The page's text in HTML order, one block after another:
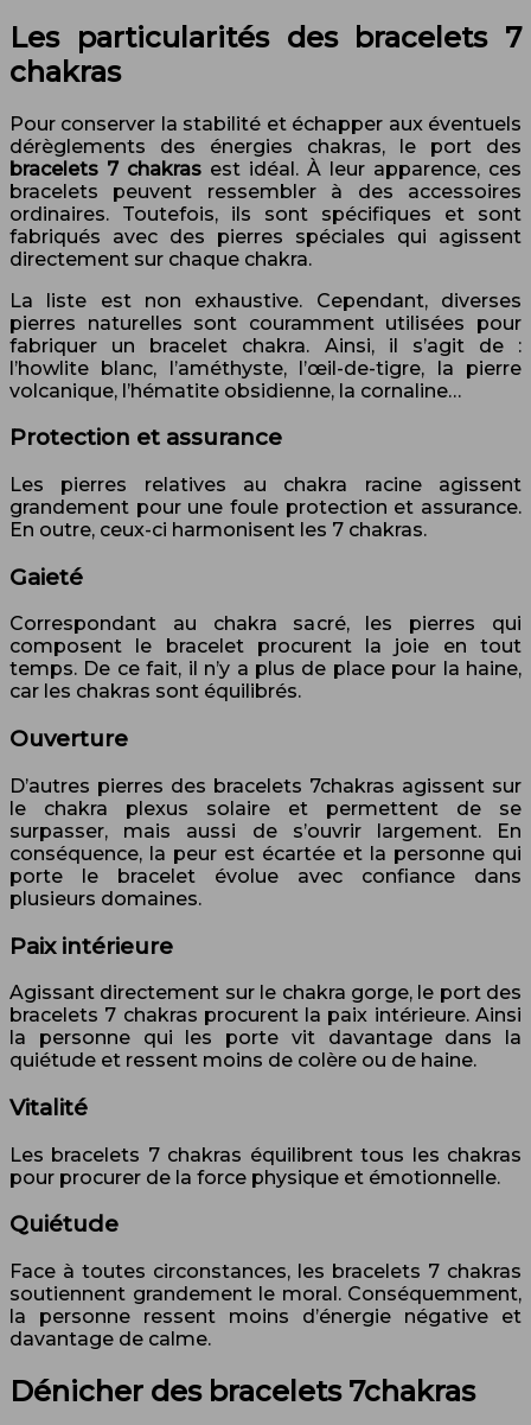
Les particularités des bracelets 7
chakras
Pour conserver la stabilité et échapper aux éventuels
dérèglements des énergies chakras, le port des
bracelets 7 chakras est idéal. À leur apparence, ces
bracelets peuvent ressembler à des accessoires
ordinaires. Toutefois, ils sont spécifiques et sont
fabriqués avec des pierres spéciales qui agissent
directement sur chaque chakra.
La liste est non exhaustive. Cependant, diverses
pierres naturelles sont couramment utilisées pour
fabriquer un bracelet chakra. Ainsi, il s’agit de :
l’howlite blanc, l’améthyste, l’œil-de-tigre, la pierre
volcanique, l’hématite obsidienne, la cornaline…
Protection et assurance
Les pierres relatives au chakra racine agissent
grandement pour une foule protection et assurance.
En outre, ceux-ci harmonisent les 7 chakras.
Gaieté
Correspondant au chakra sacré, les pierres qui
composent le bracelet procurent la joie en tout
temps. De ce fait, il n’y a plus de place pour la haine,
car les chakras sont équilibrés.
Ouverture
D’autres pierres des bracelets 7chakras agissent sur
le chakra plexus solaire et permettent de se
surpasser, mais aussi de s’ouvrir largement. En
conséquence, la peur est écartée et la personne qui
porte le bracelet évolue avec confiance dans
plusieurs domaines.
Paix intérieure
Agissant directement sur le chakra gorge, le port des
bracelets 7 chakras procurent la paix intérieure. Ainsi
la personne qui les porte vit davantage dans la
quiétude et ressent moins de colère ou de haine.
Vitalité
Les bracelets 7 chakras équilibrent tous les chakras
pour procurer de la force physique et émotionnelle.
Quiétude
Face à toutes circonstances, les bracelets 7 chakras
soutiennent grandement le moral. Conséquemment,
la personne ressent moins d’énergie négative et
davantage de calme.
Dénicher des bracelets 7chakras